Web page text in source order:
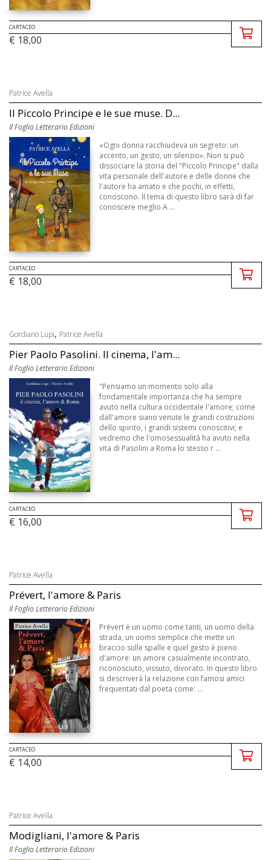
CARTACEO
€ 18,00
Patrice Avella
Il Piccolo Principe e le sue muse. D...
Il Foglio Letterario Edizioni
«Ogni donna racchiudeva un segreto: un
accento, un gesto, un silenzio». Non si può
dissociare la storia del "Piccolo Principe" dalla
vita personale dell'autore e delle donne che
l'autore ha amato e che pochi, in effetti,
conoscono. Il tema di questo libro sarà di far
conoscere meglio A ...
CARTACEO
€ 18,00
Gordiano Lupi, Patrice Avella
Pier Paolo Pasolini. Il cinema, l'am...
Il Foglio Letterario Edizioni
"Pensiamo un momento solo alla
fondamentale importanza che ha sempre
avuto nella cultura occidentale l'amore; come
dall'amore siano venute le grandi costruzioni
dello spirito, i grandi sistemi conoscitivi; e
vedremo che l'omosessualità ha avuto nella
vita di Pasolini a Roma lo stesso r ...
CARTACEO
€ 16,00
Patrice Avella
Prévert, l'amore & Paris
Il Foglio Letterario Edizioni
Prévert è un uomo come tanti, un uomo della
strada, un uomo semplice che mette un
braccio sulle spalle e quel gesto è pieno
d'amore: un amore casualmente incontrato,
riconosciuto, vissuto, divorato. In questo libro
si descriverà la relazione con famosi amici
frequentati dal poeta come: ...
CARTACEO
€ 14,00
Patrice Avella
Modigliani, l'amore & Paris
Il Foglio Letterario Edizioni